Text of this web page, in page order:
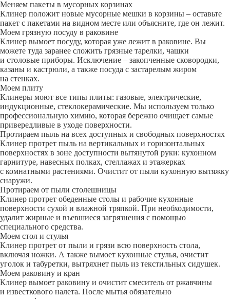
Меняем пакеты в мусорных корзинах
Клинер положит новые мусорные мешки в корзины – оставьте
пакет с пакетами на видном месте или объясните, где он лежит.
Моем грязную посуду в раковине
Клинер вымоет посуду, которая уже лежит в раковине. Вы
можете туда заранее сложить грязные тарелки, чашки
и столовые приборы. Исключение – закопченные сковородки,
казаны и кастрюли, а также посуда с застарелым жиром
на стенках.
Моем плиту
Клинеры моют все типы плиты: газовые, электрические,
индукционные, стеклокерамические. Мы используем только
профессиональную химию, которая бережно очищает самые
привередливые в уходе поверхности.
Протираем пыль на всех доступных и свободных поверхностях
Клинер протрет пыль на вертикальных и горизонтальных
поверхностях в зоне доступности вытянутой руки: кухонном
гарнитуре, навесных полках, стеллажах и этажерках
с комнатными растениями. Очистит от пыли кухонную вытяжку
снаружи.
Протираем от пыли столешницы
Клинер протрет обеденные столы и рабочие кухонные
поверхности сухой и влажной тряпкой. При необходимости,
удалит жирные и въевшиеся загрязнения с помощью
специального средства.
Моем стол и стулья
Клинер протрет от пыли и грязи всю поверхность стола,
включая ножки. А также вымоет кухонные стулья, очистит
уголок и табуретки, вытряхнет пыль из текстильных сидушек.
Моем раковину и кран
Клинер вымоет раковину и очистит смеситель от ржавчины
и известкового налета. После мытья обязательно